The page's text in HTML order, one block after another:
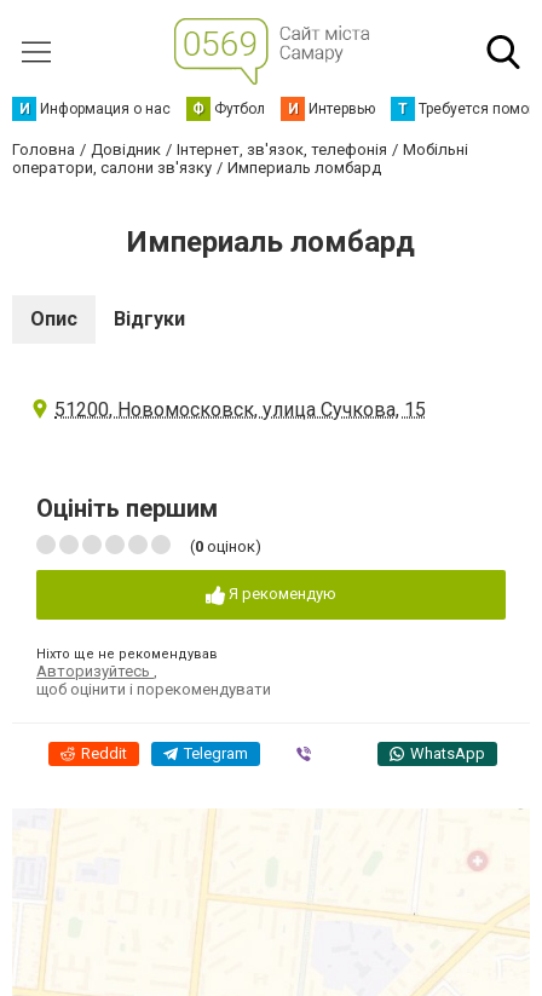
И Информация о нас Ф Футбол И Интервью Т Требуется
Головна Довідник Інтернет, зв'язок, телефонія
Мобільні
оператори, салони зв'язку
Империаль ломбард
Империаль ломбард
Опис Відгуки
51200, Новомосковск, улица Сучкова, 15
Оцініть першим
(0 оцінок)
Я рекомендую
Ніхто ще не рекомендував
Авторизуйтесь
щоб оцінити і порекомендувати
Reddit Telegram WhatsApp